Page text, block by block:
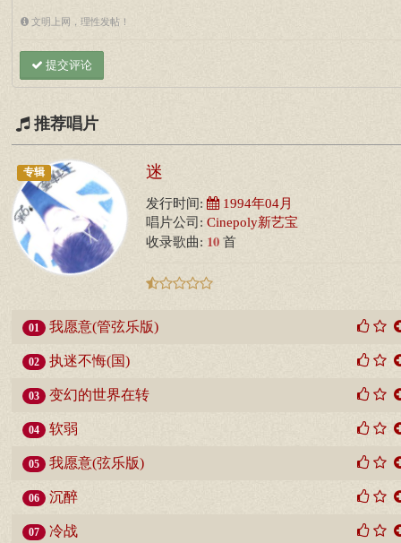
文明上网，理性发帖！
提交评论
推荐唱片
专辑 迷
发行时间: 1994年04月
唱片公司: Cinepoly新艺宝
收录歌曲: 10 首
01 我愿意(管弦乐版)
02 执迷不悔(国)
03 变幻的世界在转
04 软弱
05 我愿意(弦乐版)
06 沉醉
07 冷战